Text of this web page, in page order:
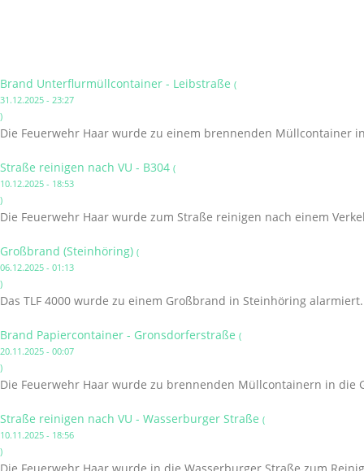
Brand Unterflurmüllcontainer - Leibstraße (
31.12.2025 - 23:27
)
Die Feuerwehr Haar wurde zu einem brennenden Müllcontainer
Straße reinigen nach VU - B304 (
10.12.2025 - 18:53
)
Die Feuerwehr Haar wurde zum Straße reinigen nach einem
Großbrand (Steinhöring) (
06.12.2025 - 01:13
)
Das TLF 4000 wurde zu einem Großbrand in Steinhöring alarmiert.
Brand Papiercontainer - Gronsdorferstraße (
20.11.2025 - 00:07
)
Die Feuerwehr Haar wurde zu brennenden Müllcontainern in die
Straße reinigen nach VU - Wasserburger Straße (
10.11.2025 - 18:56
)